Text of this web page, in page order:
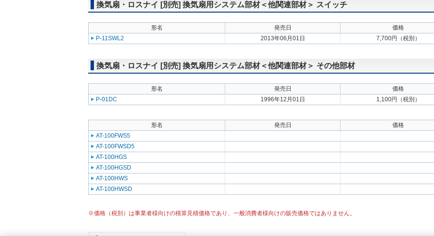
換気扇・ロスナイ [別売] 換気扇用システム部材＜他関連部材＞ スイッチ
形名 発売日
価格
P-11SWL2
2013年06月01日 7,700円（税別）
換気扇・ロスナイ [別売] 換気扇用システム部材＜他関連部材＞ その他部材
形名 発売日
価格
P-01DC
1996年12月01日 1,100円（税別）
形名 発売日
価格
AT-100FWS5
AT-100FWSD5
AT-100HGS
AT-100HGSD
AT-100HWS
AT-100HWSD
※価格（税別）は事業者様向けの積算見積価格であり、一般消費者様向けの販売価格ではありません。